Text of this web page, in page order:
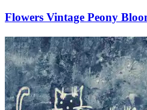
Flowers Vintage Peony